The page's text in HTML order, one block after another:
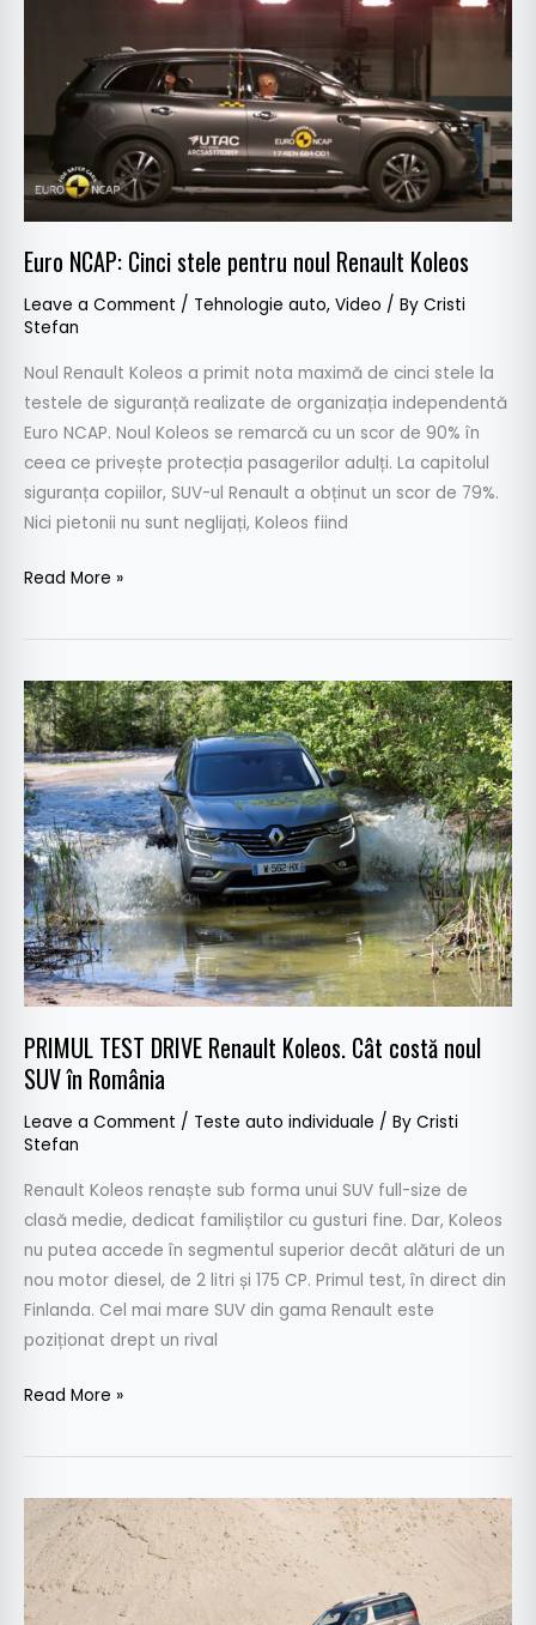
Euro NCAP: Cinci stele pentru noul Renault Koleos
Leave a Comment / Tehnologie auto, Video / By Cristi
Stefan
Noul Renault Koleos a primit nota maximă de cinci stele la
testele de siguranță realizate de organizația independentă
Euro NCAP. Noul Koleos se remarcă cu un scor de 90% în
ceea ce privește protecția pasagerilor adulți. La capitolul
siguranța copiilor, SUV-ul Renault a obținut un scor de 79%.
Nici pietonii nu sunt neglijați, Koleos fiind
Renault
Read More »
PRIMUL TEST DRIVE Renault Koleos. Cât costă noul
SUV în România
Leave a Comment / Teste auto individuale / By Cristi
Stefan
Renault Koleos renaște sub forma unui SUV full-size de
clasă medie, dedicat familiștilor cu gusturi fine. Dar, Koleos
nu putea accede în segmentul superior decât alături de un
nou motor diesel, de 2 litri și 175 CP. Primul test, în direct din
Finlanda. Cel mai mare SUV din gama Renault este
poziționat drept un rival
PRIMUL
TEST
DRIVE
Renault
Koleos.
Cât
costă
noul
SUV
în
România
Read More »
Test
comparativ:
Skoda
Yeti